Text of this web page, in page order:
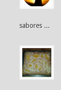
sabores ...